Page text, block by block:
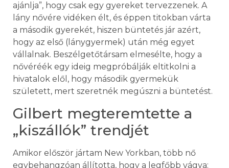
ajánlja”, hogy csak egy gyereket tervezzenek. A
lány nővére vidéken élt, és éppen titokban várta
a második gyerekét, hiszen büntetés jár azért,
hogy az első (lánygyermek) után még egyet
vállalnak. Beszélgetőtársam elmesélte, hogy a
nővéréék egy ideig megpróbálják eltitkolni a
hivatalok elől, hogy második gyermekük
született, mert szeretnék megúszni a büntetést.
Gilbert megteremtette a
„kiszállók” trendjét
Amikor először jártam New Yorkban, több nő
egybehangzóan állította, hogy a legfőbb vágya: